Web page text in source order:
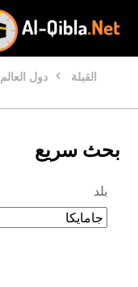
القبلة دول العالم
بحث سريع
بلد